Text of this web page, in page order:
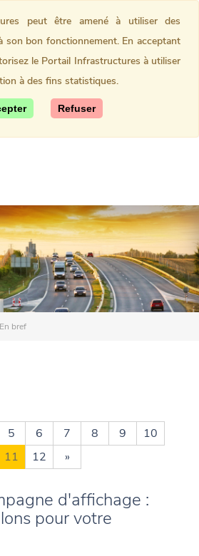
En bref
5 6 7 8 9
10
11
12 »
d'affichage :
pour votre
peut être amené à utiliser des
son bon fonctionnement. En acceptant
le Portail Infrastructures à utiliser
à des fins statistiques.
Refuser